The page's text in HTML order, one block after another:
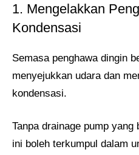
1. Mengelakkan
Kondensasi
Semasa penghawa dingin
menyejukkan udara dan
kondensasi.
Tanpa drainage pump
ini boleh terkumpul dalam